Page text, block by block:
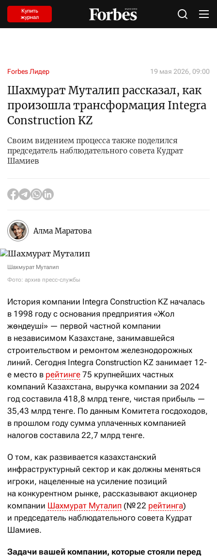
Купить
журнал
Forbes Лидер 19 мая 2026, 09:00
Шахмурат Муталип рассказал, как
произошла трансформация Integra
Construction KZ
Своим видением процесса также поделился
председатель наблюдательного совета Кудрат
Шамиев
Алма Маратова
Шахмурат Муталип
Фото: архив пресс-службы
История компании Integra Construction KZ началась
в 1998 году с основания предприятия «Жол
жөндеуші» — первой частной компании
в независимом Казахстане, занимавшейся
строительством и ремонтом железнодорожных
линий. Сегодня Integra Construction KZ занимает 12-
е место в рейтинге 75 крупнейших частных
компаний Казахстана, выручка компании за 2024
год составила 418,8 млрд тенге, чистая прибыль —
35,43 млрд тенге. По данным Комитета госдоходов,
в прошлом году сумма уплаченных компанией
налогов составила 22,7 млрд тенге.
О том, как развивается казахстанский
инфраструктурный сектор и как должны меняться
игроки, нацеленные на усиление позиций
на конкурентном рынке, рассказывают акционер
компании Шахмурат Муталип (№ 22 рейтинга)
и председатель наблюдательного совета Кудрат
Шамиев.
Задачи вашей компании, которые стояли перед